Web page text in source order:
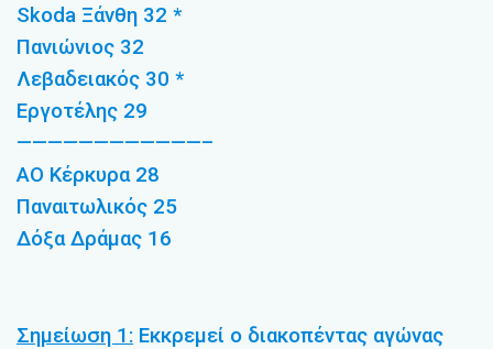
Skoda Ξάνθη 32 *
Πανιώνιος 32
Λεβαδειακός 30 *
Εργοτέλης 29
————————————–
ΑΟ Κέρκυρα 28
Παναιτωλικός 25
Δόξα Δράμας 16
Σημείωση 1: Εκκρεμεί ο διακοπέντας αγώνας